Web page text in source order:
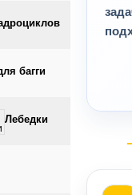
багги
Лебедки